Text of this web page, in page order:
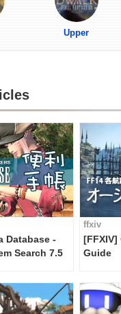
Upper
Database -
Search 7.5
ffxiv
[FFXIV]
Guide